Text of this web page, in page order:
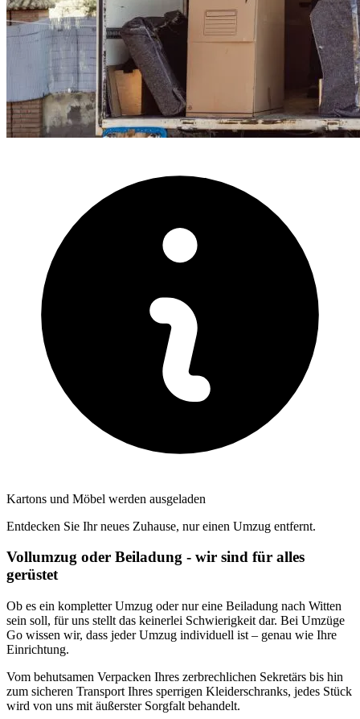
Kartons und Möbel werden ausgeladen
Entdecken Sie Ihr neues Zuhause, nur einen Umzug entfernt.
Vollumzug oder Beiladung - wir sind für alles
gerüstet
Ob es ein kompletter Umzug oder nur eine Beiladung nach Witten
sein soll, für uns stellt das keinerlei Schwierigkeit dar. Bei Umzüge
Go wissen wir, dass jeder Umzug individuell ist – genau wie Ihre
Einrichtung.
Vom behutsamen Verpacken Ihres zerbrechlichen Sekretärs bis hin
zum sicheren Transport Ihres sperrigen Kleiderschranks, jedes Stück
wird von uns mit äußerster Sorgfalt behandelt.